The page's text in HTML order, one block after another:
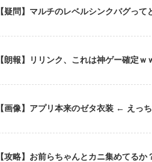
【疑問】マルチのレベルシンクバグっ
【朗報】リリンク、これは神ゲー確定ｗ
【画像】アプリ本来のゼタ衣装 ← えっ
【攻略】お前らちゃんとカニ集めてるか